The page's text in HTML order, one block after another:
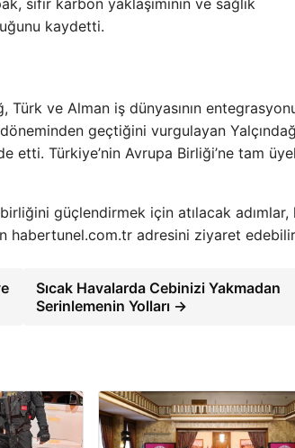
kaydetti.
Türk ve Alman iş dünyasının
geçtiğini vurgulayan
Türkiye’nin Avrupa Birliği’ne tam
güçlendirmek için atılacak adımlar,
habertunel.com.tr adresini ziyaret
Sıcak Havalarda Cebinizi Yakmadan
Serinlemenin Yolları →